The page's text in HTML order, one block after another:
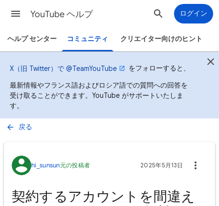
YouTube ヘルプ ログイン
ヘルプ センター コミュニティ クリエイター向けのヒント
X（旧 Twitter）で @TeamYouTube
をフォローすると、
最新情報やフランス語およびロシア語での質問への回答を
受け取ることができます。YouTube がサポートいたしま
す。
戻る
hi_sunsun元の投稿者 2025年5月13日
契約するアカウントを間違え